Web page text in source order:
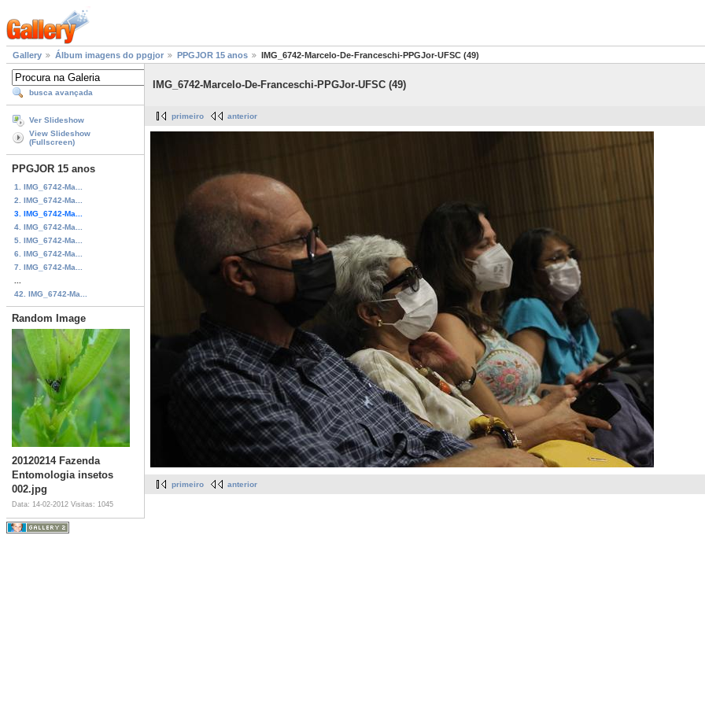
Gallery Álbum imagens do ppgjor PPGJOR 15 anos IMG_6742-Marcelo-De-Franceschi-PPGJor-UFSC (49)
busca avançada
Ver Slideshow
View Slideshow
(Fullscreen)
PPGJOR 15 anos
1. IMG_6742-Ma...
2. IMG_6742-Ma...
3. IMG_6742-Ma...
4. IMG_6742-Ma...
5. IMG_6742-Ma...
6. IMG_6742-Ma...
7. IMG_6742-Ma...
42. IMG_6742-Ma...
Random Image
20120214 Fazenda
Entomologia insetos
002.jpg
Data: 14-02-2012 Visitas: 1045
IMG_6742-Marcelo-De-Franceschi-PPGJor-UFSC (49)
primeiro anterior
primeiro anterior